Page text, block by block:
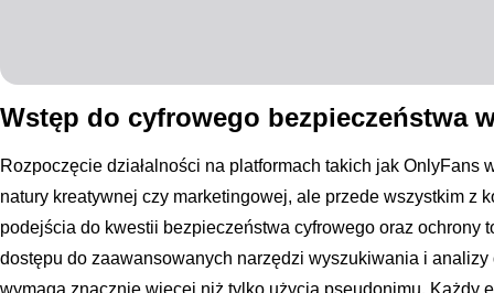
Wstęp do cyfrowego bezpieczeństwa
Rozpoczęcie działalności na platformach takich jak OnlyFans
natury kreatywnej czy marketingowej, ale przede wszystkim z
podejścia do kwestii bezpieczeństwa cyfrowego oraz ochrony
dostępu do zaawansowanych narzędzi wyszukiwania i
wymaga znacznie więcej niż tylko użycia pseudonimu. Każdy